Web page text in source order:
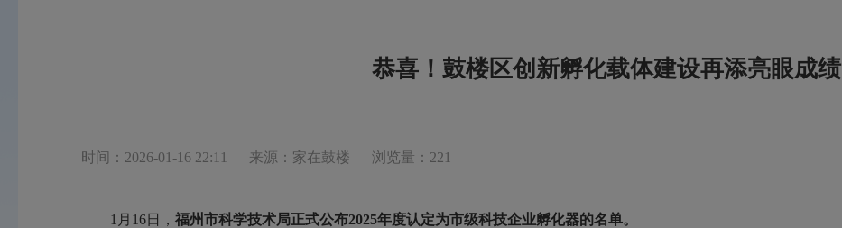
恭喜！鼓楼区创新孵化载体建设再添亮眼成绩
时间：2026-01-16 22:11 来源：家在鼓楼 浏览量：221
1月16日， 福州市科学技术局正式公布2025年度认定为市级科技企业孵化器的名单。